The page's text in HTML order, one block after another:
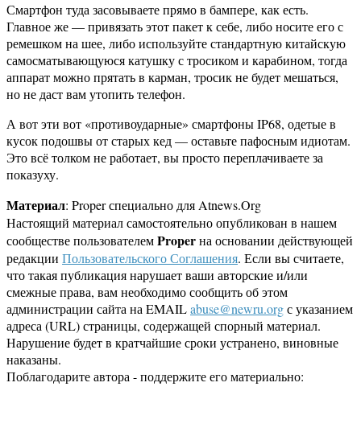
Смартфон туда засовываете прямо в бампере, как есть.
Главное же — привязать этот пакет к себе, либо носите его с
ремешком на шее, либо используйте стандартную китайскую
самосматывающуюся катушку с тросиком и карабином, тогда
аппарат можно прятать в карман, тросик не будет мешаться,
но не даст вам утопить телефон.
А вот эти вот «противоударные» смартфоны IP68, одетые в
кусок подошвы от старых кед — оставьте пафосным идиотам.
Это всё толком не работает, вы просто переплачиваете за
показуху.
Материал: Proper специально для Atnews.Org
Настоящий материал самостоятельно опубликован в нашем
сообществе пользователемProperна основании действующей
редакции Пользовательского Соглашения. Если вы считаете,
что такая публикация нарушает ваши авторские и/или
смежные права, вам необходимо сообщить об этом
администрации сайта на EMAILabuse@newru.orgс указанием
адреса (URL) страницы, содержащей спорный материал.
Нарушение будет в кратчайшие сроки устранено, виновные
наказаны.
Поблагодарите автора - поддержите его материально: